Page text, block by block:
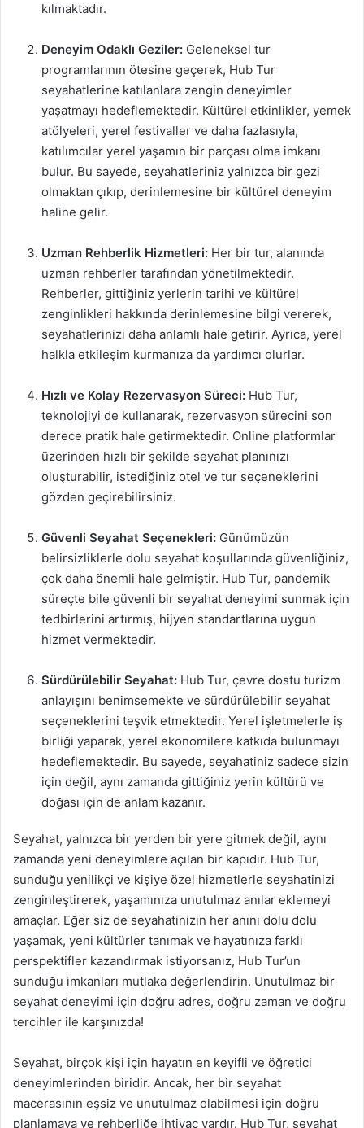
kılmaktadır.
Deneyim Odaklı Geziler: Geleneksel tur
programlarının ötesine geçerek, Hub Tur
seyahatlerine katılanlara zengin deneyimler
yaşatmayı hedeflemektedir. Kültürel etkinlikler, yemek
atölyeleri, yerel festivaller ve daha fazlasıyla,
katılımcılar yerel yaşamın bir parçası olma imkanı
bulur. Bu sayede, seyahatleriniz yalnızca bir gezi
olmaktan çıkıp, derinlemesine bir kültürel deneyim
haline gelir.
Uzman Rehberlik Hizmetleri: Her bir tur, alanında
uzman rehberler tarafından yönetilmektedir.
Rehberler, gittiğiniz yerlerin tarihi ve kültürel
zenginlikleri hakkında derinlemesine bilgi vererek,
seyahatlerinizi daha anlamlı hale getirir. Ayrıca, yerel
halkla etkileşim kurmanıza da yardımcı olurlar.
Hızlı ve Kolay Rezervasyon Süreci: Hub Tur,
teknolojiyi de kullanarak, rezervasyon sürecini son
derece pratik hale getirmektedir. Online platformlar
üzerinden hızlı bir şekilde seyahat planınızı
oluşturabilir, istediğiniz otel ve tur seçeneklerini
gözden geçirebilirsiniz.
Güvenli Seyahat Seçenekleri: Günümüzün
belirsizliklerle dolu seyahat koşullarında güvenliğiniz,
çok daha önemli hale gelmiştir. Hub Tur, pandemik
süreçte bile güvenli bir seyahat deneyimi sunmak için
tedbirlerini artırmış, hijyen standartlarına uygun
hizmet vermektedir.
Sürdürülebilir Seyahat: Hub Tur, çevre dostu turizm
anlayışını benimsemekte ve sürdürülebilir seyahat
seçeneklerini teşvik etmektedir. Yerel işletmelerle iş
birliği yaparak, yerel ekonomilere katkıda bulunmayı
hedeflemektedir. Bu sayede, seyahatiniz sadece sizin
için değil, aynı zamanda gittiğiniz yerin kültürü ve
doğası için de anlam kazanır.
Seyahat, yalnızca bir yerden bir yere gitmek değil, aynı
zamanda yeni deneyimlere açılan bir kapıdır. Hub Tur,
sunduğu yenilikçi ve kişiye özel hizmetlerle seyahatinizi
zenginleştirerek, yaşamınıza unutulmaz anılar eklemeyi
amaçlar. Eğer siz de seyahatinizin her anını dolu dolu
yaşamak, yeni kültürler tanımak ve hayatınıza farklı
perspektifler kazandırmak istiyorsanız, Hub Tur’un
sunduğu imkanları mutlaka değerlendirin. Unutulmaz bir
seyahat deneyimi için doğru adres, doğru zaman ve doğru
tercihler ile karşınızda!
Seyahat, birçok kişi için hayatın en keyifli ve öğretici
deneyimlerinden biridir. Ancak, her bir seyahat
macerasının eşsiz ve unutulmaz olabilmesi için doğru
planlamaya ve rehberliğe ihtiyaç vardır. Hub Tur, seyahat